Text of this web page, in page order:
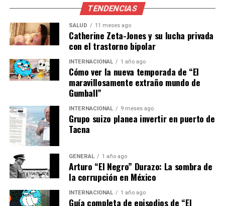
El Debate de Política General es una sesión
parlamentaria clave en la que se discuten asuntos de
gran relevancia para la comunidad, y la presencia de
colectivos afectados podría aportar una perspectiva
directa sobre los temas tratados. Sin embargo, la
decisión de invitar a estos grupos ha generado
controversia sobre el papel de la presidencia y los
grupos parlamentarios en la organización del evento.
Opiniones y posibles
implicaciones
Expertos en protocolo parlamentario señalan que la
práctica de invitar a colectivos externos a debates
generales no es común, pero tampoco está prohibida.
“Cada grupo parlamentario tiene sus propias
TENDENCIAS
SALUD 11 meses ago
Catherine Zeta-Jones y su lucha privada
con el trastorno bipolar
INTERNACIONAL 1 año ago
Cómo ver la nueva temporada de “El
maravillosamente extraño mundo de
Gumball”
INTERNACIONAL 9 meses ago
Grupo suizo planea invertir en puerto de
Tacna
GENERAL 1 año ago
Arturo “El Negro” Durazo: La sombra de
la corrupción en México
INTERNACIONAL 1 año ago
Guía completa de episodios de “El